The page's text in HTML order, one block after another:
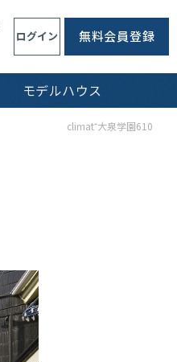
ログイン 無料会員登録
モデルハウス
climat⁺大泉学園610